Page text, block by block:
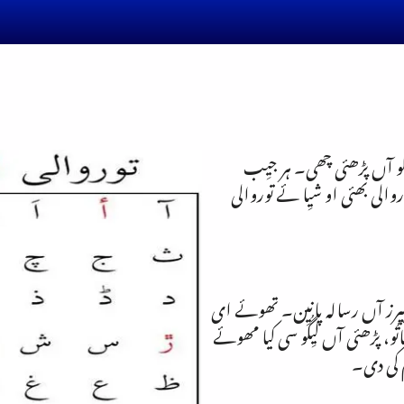
آں پڑھئی چھی۔ ہر جیِب
بھئی او شیِا ئے توروالی
آں رسالہ پانیِن۔ تھوئے ای
پڑھئی آں لیِگُو سی کیا مھوئے
کی دی۔